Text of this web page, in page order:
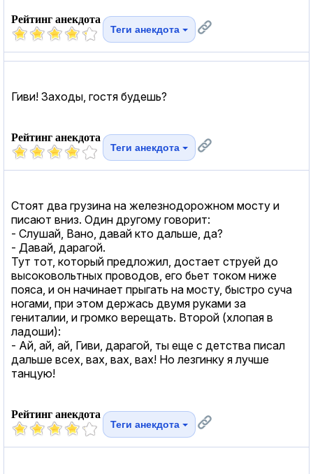
Рейтинг анекдота
Теги анекдота
Гиви! Заходы, гостя будешь?
Рейтинг анекдота
Теги анекдота
Стоят два грузина на железнодорожном мосту и
писают вниз. Один другому говорит:
- Слушай, Вано, давай кто дальше, да?
- Давай, дарагой.
Тут тот, который предложил, достает струей до
высоковольтных проводов, его бьет током ниже
пояса, и он начинает прыгать на мосту, быстро суча
ногами, при этом держась двумя руками за
гениталии, и громко верещать. Второй (хлопая в
ладоши):
- Ай, ай, ай, Гиви, дарагой, ты еще с детства писал
дальше всех, вах, вах, вах! Но лезгинку я лучше
танцую!
Рейтинг анекдота
Теги анекдота